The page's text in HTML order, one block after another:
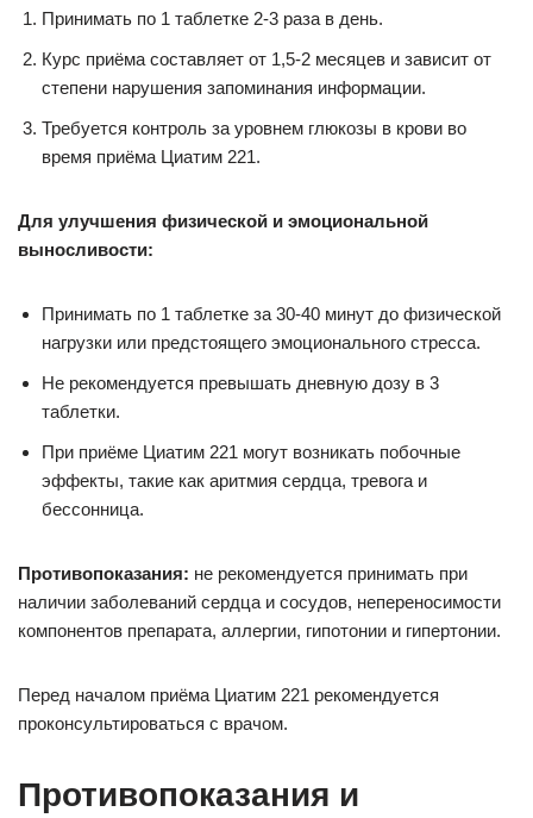
Принимать по 1 таблетке 2-3 раза в день.
Курс приёма составляет от 1,5-2 месяцев и зависит от
степени нарушения запоминания информации.
Требуется контроль за уровнем глюкозы в крови во
время приёма Циатим 221.
Для улучшения физической и эмоциональной
выносливости:
Принимать по 1 таблетке за 30-40 минут до физической
нагрузки или предстоящего эмоционального стресса.
Не рекомендуется превышать дневную дозу в 3
таблетки.
При приёме Циатим 221 могут возникать побочные
эффекты, такие как аритмия сердца, тревога и
бессонница.
Противопоказания: не рекомендуется принимать при
наличии заболеваний сердца и сосудов, непереносимости
компонентов препарата, аллергии, гипотонии и гипертонии.
Перед началом приёма Циатим 221 рекомендуется
проконсультироваться с врачом.
Противопоказания и